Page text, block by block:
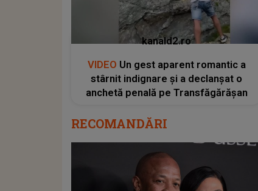
kanald2.ro
VIDEO Un gest aparent romantic a
stârnit indignare și a declanșat o
anchetă penală pe Transfăgărășan
RECOMANDĂRI